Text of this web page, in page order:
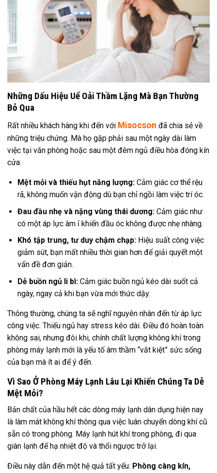
Những Dấu Hiệu Uể Oải Thầm Lặng Mà Bạn Thường
Bỏ Qua
Rất nhiều khách hàng khi đến với Misocson đã chia sẻ về
những triệu chứng. Mà họ gặp phải sau một ngày dài làm
việc tại văn phòng hoặc sau một đêm ngủ điều hòa đóng kín
cửa:
Mệt mỏi và thiếu hụt năng lượng:Cảm giác cơ thể rệu
rã, không muốn vận động dù bạn chỉ ngồi làm việc trí óc.
Đau đầu nhẹ và nặng vùng thái dương:Cảm giác như
có một áp lực âm ỉ khiến đầu óc không được nhẹ nhàng.
Khó tập trung, tư duy chậm chạp:Hiệu suất công việc
giảm sút, bạn mất nhiều thời gian hơn để giải quyết một
vấn đề đơn giản.
Dễ buồn ngủ li bì:Cảm giác buồn ngủ kéo dài suốt cả
ngày, ngay cả khi bạn vừa mới thức dậy.
Thông thường, chúng ta sẽ nghĩ nguyên nhân đến từ áp lực
công việc. Thiếu ngủ hay stress kéo dài. Điều đó hoàn toàn
không sai, nhưng đôi khi, chính chất lượng không khí trong
phòng máy lạnh mới là yếu tố âm thầm “vắt kiệt” sức sống
của bạn mà ít ai để ý đến.
Vì Sao Ở Phòng Máy Lạnh Lâu Lại Khiến Chúng Ta Dễ
Mệt Mỏi?
Bản chất của hầu hết các dòng máy lạnh dân dụng hiện nay
là làm mát không khí thông qua việc luân chuyển dòng khí cũ
sẵn có trong phòng. Máy lạnh hút khí trong phòng, đi qua
giàn lạnh để hạ nhiệt độ và thổi ngược trở lại.
Điều này dẫn đến một hệ quả tất yếu: Phòng càng kín,